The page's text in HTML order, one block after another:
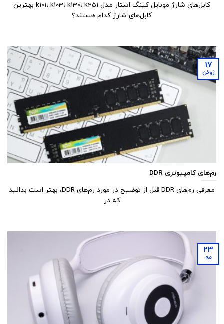
کابل‌های شارژ موبایل کینگ استار مدل k101، k103، k130، k251 بهترین
کابل‌های شارژ کدام هستند؟
رم‌های کامپیوتری DDR
معرفی رم‌های DDR قبل از توضیح در مورد رم‌های DDR، بهتر است بدانید
که در
17
ژوئن
23
مه